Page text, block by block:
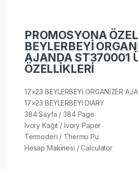
PROMOSYONA ÖZEL
BEYLERBEYİ
AJANDA ST370001
ÖZELLİKLERİ
17×23 BEYLERBEYİ ORGANİZER
17×23 BEYLERBEYI DIARY
384 Sayfa / 384 Page
Ivory Kağıt / Ivory Paper
Termoderi / Thermo Pu
Hesap Makinesi / Calculator